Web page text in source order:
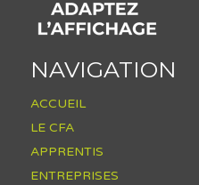
NAVIGATION
ACCUEIL
LE CFA
APPRENTIS
ENTREPRISES